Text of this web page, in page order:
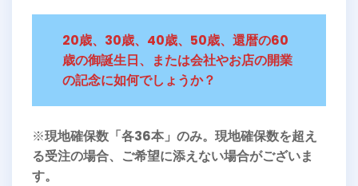
20歳、30歳、40歳、50歳、還暦の60
歳の御誕生日、または会社やお店の開業
の記念に如何でしょうか？
※現地確保数「各36本」のみ。現地確保数を超え
る受注の場合、ご希望に添えない場合がございま
す。